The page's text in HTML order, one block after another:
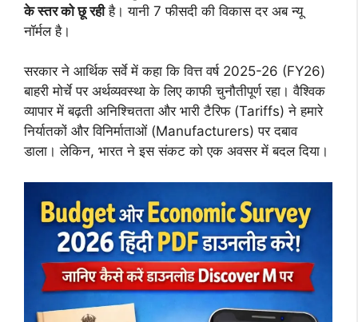
के स्तर को छू रहीहै। यानी 7 फीसदी की विकास दर अब न्यू
नॉर्मल है।
सरकार ने आर्थिक सर्वे में कहा कि वित्त वर्ष 2025-26 (FY26)
बाहरी मोर्चे पर अर्थव्यवस्था के लिए काफी चुनौतीपूर्ण रहा। वैश्विक
व्यापार में बढ़ती अनिश्चितता और भारी टैरिफ (Tariffs) ने हमारे
निर्यातकों और विनिर्माताओं (Manufacturers) पर दबाव
डाला। लेकिन, भारत ने इस संकट को एक अवसर में बदल दिया।